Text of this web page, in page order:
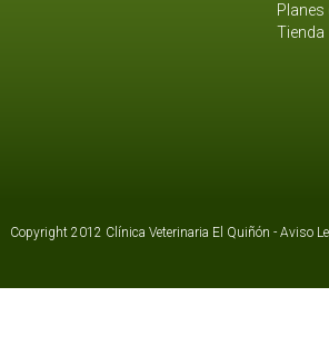
Planes
Tienda
Copyright 2012 Clínica Veterinaria El Quiñón - Aviso